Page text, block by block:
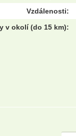
Vzdálenosti:
v okolí (do 15 km):